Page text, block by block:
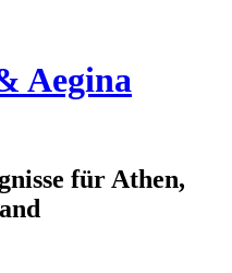
Aegina
für Athen,